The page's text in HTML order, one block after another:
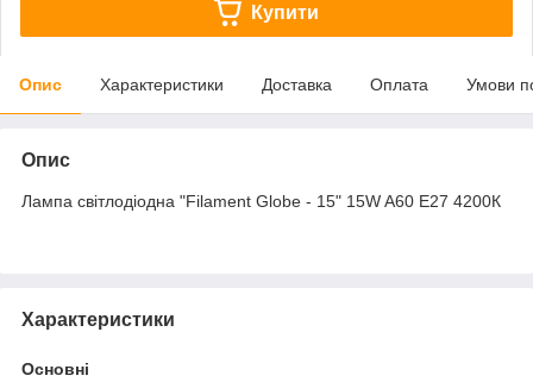
Купити
Опис Характеристики Доставка Оплата Умови
Опис
Лампа світлодіодна "Filament Globe - 15" 15W A60 Е27 4200К
Характеристики
Основні